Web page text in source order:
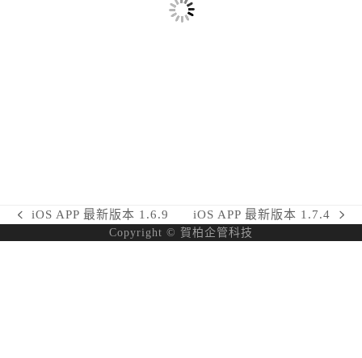
previous
post:
iOS APP 最新版本 1.6.9
next
post:
iOS APP 最新版本 1.7.4
Copyright © 賀柏企管科技